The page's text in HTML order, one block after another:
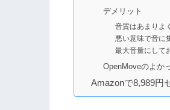
デメリット
音質はあまりよ
悪い意味で音に
最大音量にして
OpenMoveのよか
Amazonで8,989円